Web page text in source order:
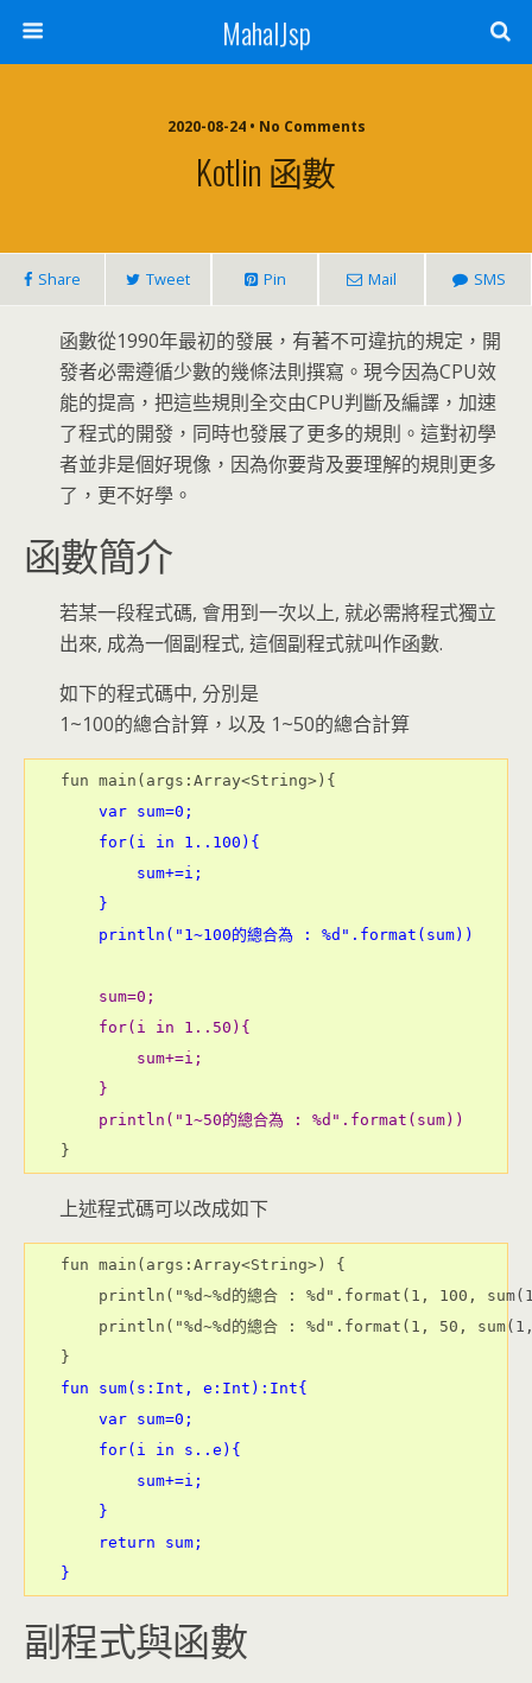
MahalJsp
2020-08-24 • No Comments
Kotlin 函數
Share Tweet Pin Mail SMS
函數從1990年最初的發展，有著不可違抗的規定，開
發者必需遵循少數的幾條法則撰寫。現今因為CPU效
能的提高，把這些規則全交由CPU判斷及編譯，加速
了程式的開發，同時也發展了更多的規則。這對初學
者並非是個好現像，因為你要背及要理解的規則更多
了，更不好學。
函數簡介
若某一段程式碼, 會用到一次以上, 就必需將程式獨立
出來, 成為一個副程式, 這個副程式就叫作函數.
如下的程式碼中, 分別是
1~100的總合計算，以及 1~50的總合計算
    var sum=0;
    for(i in 1..100){
        sum+=i;
    }
    println("1~100的總合為 : %d".format(sum))
    sum=0;
    for(i in 1..50){
        sum+=i;
    }
    println("1~50的總合為 : %d".format(sum))
}
上述程式碼可以改成如下
fun main(args:Array<String>) {
println("%d~%d的總合 : %d".format(1, 100,
println("%d~%d的總合 : %d".format(1, 50,
fun sum(s:Int, e:Int):Int{
    var sum=0;
    for(i in s..e){
        sum+=i;
    }
    return sum;
}
副程式與函數